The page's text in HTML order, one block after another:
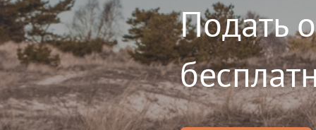
Подать